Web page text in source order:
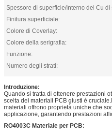
Spessore di superficie/interno del Cu di
Finitura superficiale:
Colore di Coverlay:
Colore della serigrafia:
Funzione:
Numero degli strati:
Introduzione:
Quando si tratta di ottenere prestazioni
scelta dei materiali PCB giusti è
materiali offrono proprietà uniche che
applicazione, garantendo prestazioni
RO4003C Materiale per PCB: